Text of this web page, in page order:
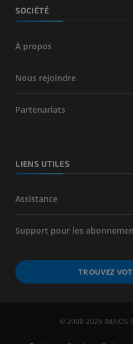
SOCIÉTÉ
À propos
Nous rejoindre
Partenariats
LIENS UTILES
Assistance
Support pour les
TROUVEZ
© 2008-2026 IMAIOS